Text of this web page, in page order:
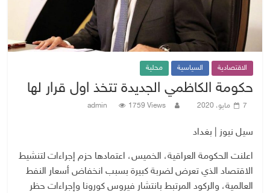
الاقتصادية السياسية محلية
حكومة الكاظمي الجديدة تتخذ اول قرار لها
7 مايو، 2020 admin 1759 Views
سيل نيوز | بغداد
اعلنت الحكومة العراقية، الخميس، اعتمادها حزم إجراءات لتنشيط
الاقتصاد الذي تعرض لضربة كبيرة بسبب انخفاض أسعار النفط
العالمية، والركود المرتبط بانتشار فيروس كورونا وإجراءات حظر